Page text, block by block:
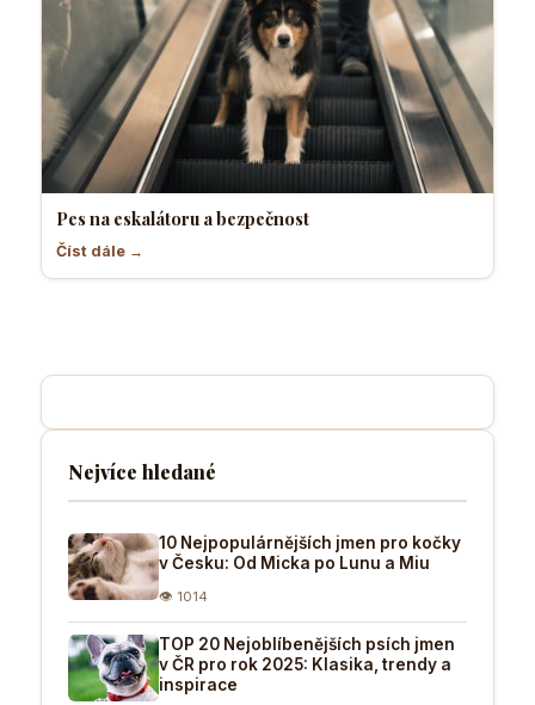
Pes na eskalátoru a bezpečnost
Číst dále →
Nejvíce hledané
10 Nejpopulárnějších jmen pro kočky
v Česku: Od Micka po Lunu a Miu
👁 1014
TOP 20 Nejoblíbenějších psích jmen
v ČR pro rok 2025: Klasika, trendy a
inspirace